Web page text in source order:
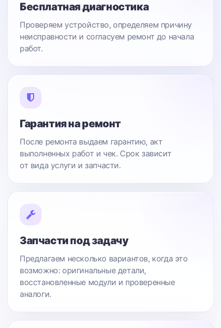
Бесплатная диагностика
Проверяем устройство, определяем причину
неисправности и согласуем ремонт до начала
работ.
Гарантия на ремонт
После ремонта выдаем гарантию, акт
выполненных работ и чек. Срок зависит
от вида услуги и запчасти.
Запчасти под задачу
Предлагаем несколько вариантов, когда это
возможно: оригинальные детали,
восстановленные модули и проверенные
аналоги.